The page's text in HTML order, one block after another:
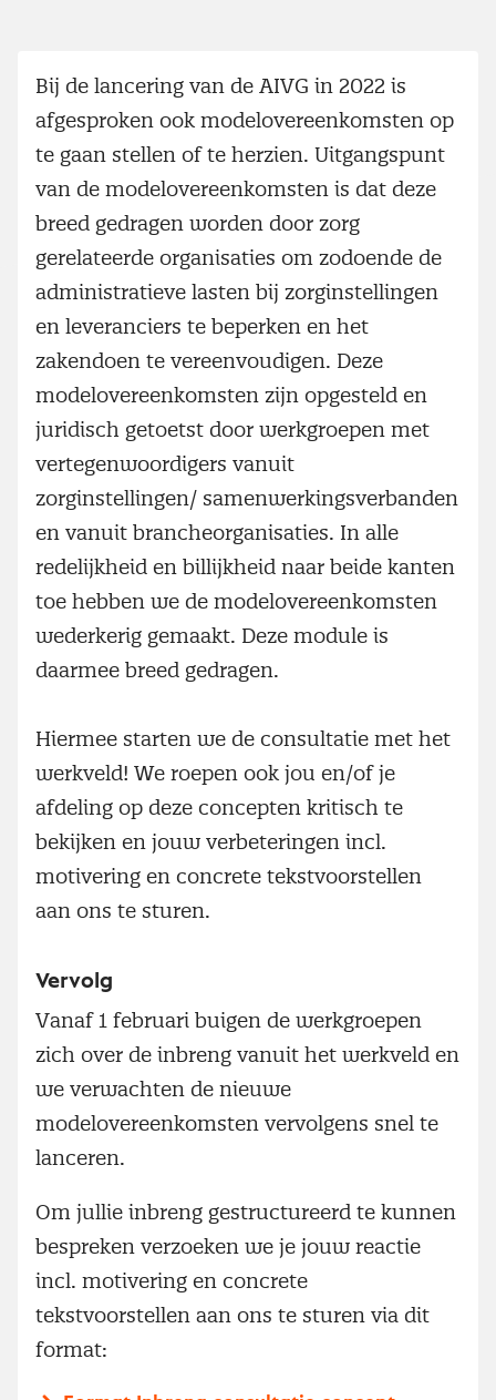
Bij de lancering van de AIVG in 2022 is
afgesproken ook modelovereenkomsten op
te gaan stellen of te herzien. Uitgangspunt
van de modelovereenkomsten is dat deze
breed gedragen worden door zorg
gerelateerde organisaties om zodoende de
administratieve lasten bij zorginstellingen
en leveranciers te beperken en het
zakendoen te vereenvoudigen. Deze
modelovereenkomsten zijn opgesteld en
juridisch getoetst door werkgroepen met
vertegenwoordigers vanuit
zorginstellingen/ samenwerkingsverbanden
en vanuit brancheorganisaties. In alle
redelijkheid en billijkheid naar beide kanten
toe hebben we de modelovereenkomsten
wederkerig gemaakt. Deze module is
daarmee breed gedragen.
Hiermee starten we de consultatie met het
werkveld! We roepen ook jou en/of je
afdeling op deze concepten kritisch te
bekijken en jouw verbeteringen incl.
motivering en concrete tekstvoorstellen
aan ons te sturen.
Vervolg
Vanaf 1 februari buigen de werkgroepen
zich over de inbreng vanuit het werkveld en
we verwachten de nieuwe
modelovereenkomsten vervolgens snel te
lanceren.
Om jullie inbreng gestructureerd te kunnen
bespreken verzoeken we je jouw reactie
incl. motivering en concrete
tekstvoorstellen aan ons te sturen via dit
format: